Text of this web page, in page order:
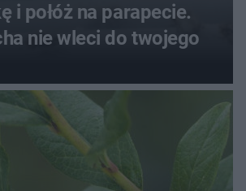
i połóż na parapecie.
nie wleci do twojego